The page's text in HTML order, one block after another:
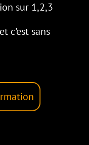
sur 1,2,3
c'est sans